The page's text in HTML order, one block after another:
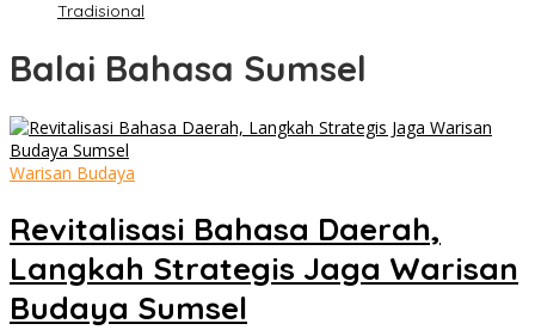
Tradisional
Balai Bahasa Sumsel
Warisan Budaya
Revitalisasi Bahasa Daerah,
Langkah Strategis Jaga Warisan
Budaya Sumsel